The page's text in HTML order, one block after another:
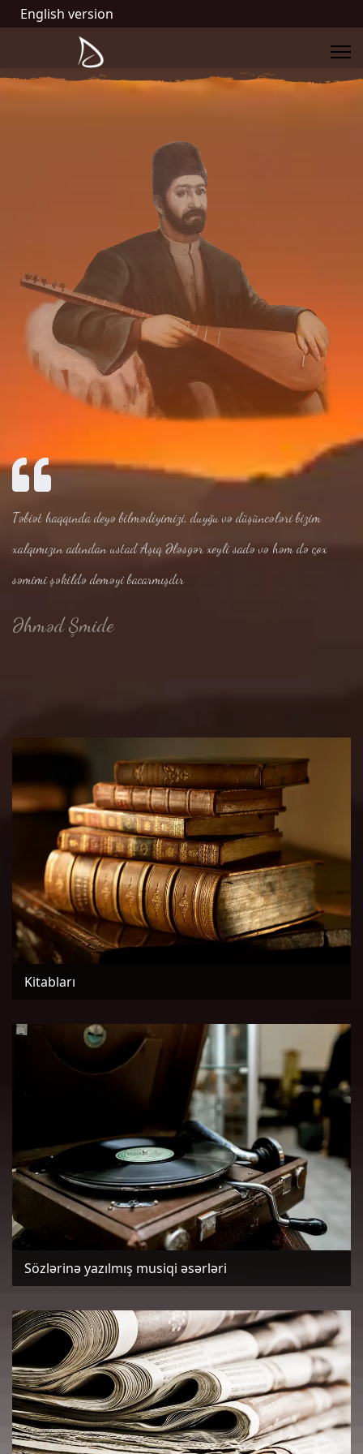
English version
Təbiət haqqında deyə bilmədiyimizi, duyğu və düşüncələri bizim
xalqımızın adından ustad Aşıq Ələsgər xeyli sadə və həm də çox
səmimi şəkildə deməyi bacarmışdır
Əhməd Şmide
Kitabları
Sözlərinə yazılmış musiqi əsərləri